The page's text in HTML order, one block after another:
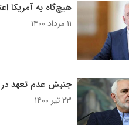
هیچ‌گاه به آمریکا
۱۱ مرداد ۱۴۰۰
جنبش عدم تعهد در
۲۳ تیر ۱۴۰۰